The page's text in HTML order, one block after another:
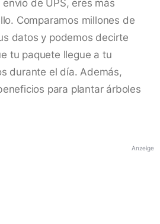
de UPS, eres más
Comparamos millones de
datos y podemos decirte
tu paquete llegue a tu
durante el día. Además,
para plantar árboles
Anzeige